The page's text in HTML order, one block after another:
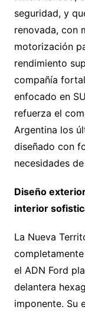
seguridad, y
renovada, con
motorización
rendimiento
compañía
enfocado en
refuerza el
Argentina los
diseñado con
necesidades
Diseño
interior
La Nueva
el ADN Ford
delantera
imponente. Su